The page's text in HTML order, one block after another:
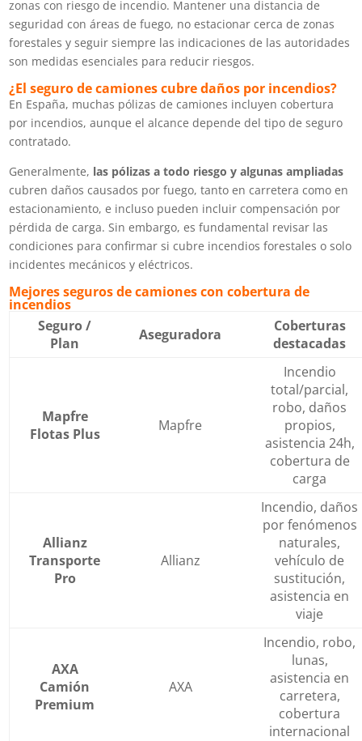
zonas con riesgo de incendio. Mantener una distancia de
seguridad con áreas de fuego, no estacionar cerca de zonas
forestales y seguir siempre las indicaciones de las autoridades
son medidas esenciales para reducir riesgos.
¿El seguro de camiones cubre daños por incendios?
En España, muchas pólizas de camiones incluyen cobertura
por incendios, aunque el alcance depende del tipo de seguro
contratado.
Generalmente, las pólizas a todo riesgo y algunas ampliadas
cubren daños causados por fuego, tanto en carretera como en
estacionamiento, e incluso pueden incluir compensación por
pérdida de carga. Sin embargo, es fundamental revisar las
condiciones para confirmar si cubre incendios forestales o solo
incidentes mecánicos y eléctricos.
Mejores seguros de camiones con cobertura de
incendios
Seguro /
Plan
Aseguradora
Coberturas
destacadas
Mapfre
Flotas Plus
Mapfre
Incendio
total/parcial,
robo, daños
propios,
asistencia 24h,
cobertura de
carga
Allianz
Transporte
Pro
Allianz
Incendio, daños
por fenómenos
naturales,
vehículo de
sustitución,
asistencia en
viaje
AXA
Camión
Premium
AXA
Incendio, robo,
lunas,
asistencia en
carretera,
cobertura
internacional